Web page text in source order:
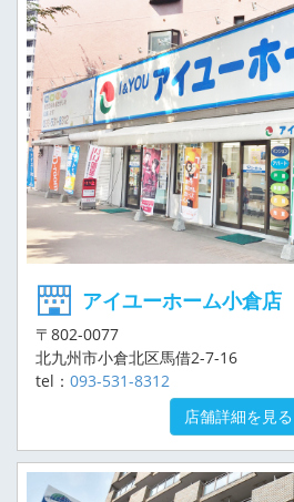
アイユーホーム小倉店
〒802-0077
北九州市小倉北区馬借2-7-16
tel： 093-531-8312
店舗詳細を見る